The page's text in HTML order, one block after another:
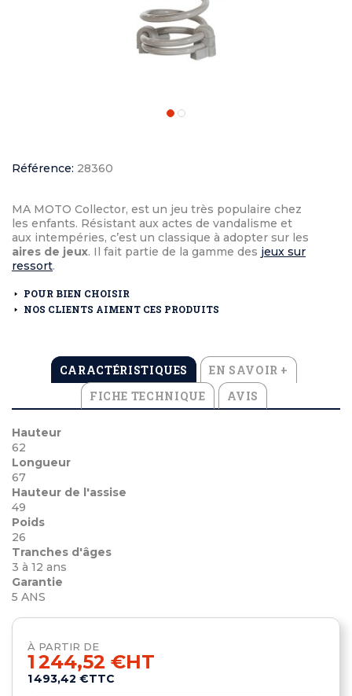
Référence: 28360
MA MOTO Collector, est un jeu très populaire chez
les enfants. Résistant aux actes de vandalisme et
aux intempéries, c’est un classique à adopter sur les
aires de jeux. Il fait partie de la gamme des jeux sur
ressort.
POUR BIEN CHOISIR
NOS CLIENTS AIMENT CES PRODUITS
CARACTÉRISTIQUES
EN SAVOIR +
FICHE TECHNIQUE
AVIS
Hauteur
62
Longueur
67
Hauteur de l'assise
49
Poids
26
Tranches d'âges
3 à 12 ans
Garantie
5 ANS
À PARTIR DE
1 244,52 €HT
1 493,42 €TTC